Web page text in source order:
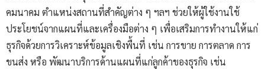
คมนาคม ตำแหน่งสถานที่สำคัญต่าง ๆ ฯลฯ ช่วยให้ผู้ใช้งานใช้
ประโยชน์จากแผนที่และเครื่องมือต่าง ๆ เพื่อเสริมการทำงานให้แก่
ธุรกิจด้วยการวิเคราะห์ข้อมูลเชิงพื้นที่ เช่น การขาย การตลาด การ
ขนส่ง หรือ พัฒนาบริการด้านแผนที่แก่ลูกค้าของธุรกิจ เช่น